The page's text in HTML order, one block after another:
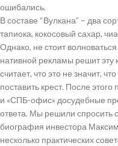
ошибались.
В составе “Вулкана” – два
тапиока, кокосовый сахар,
Однако, не стоит
нативной рекламы решит эту
считает, что это не значит,
поставить крест. После
и «СПБ-офис» досудебные
ответа. Мы решили спросить
биография инвестора
несколько практических